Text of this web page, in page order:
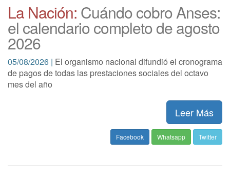
La Nación: Cuándo cobro Anses:
el calendario completo de agosto
2026
05/08/2026 | El organismo nacional difundió el cronograma
de pagos de todas las prestaciones sociales del octavo
mes del año
Leer Más
Facebook Whatsapp Twitter